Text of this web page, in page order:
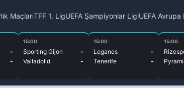
MaçlarıTFF 1. LigUEFA Şampiyonlar LigiUEFA Avrupa
-
-
15:00
Sporting Gijon
-
Valladolid
-
15:00
Leganes
-
Tenerife
-
15:00